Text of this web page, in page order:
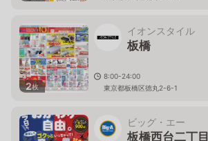
2枚
イオンスタイル
板橋
8:00-24:00
東京都板橋区徳丸2-6-1
ビッグ・エー
板橋西台二丁目